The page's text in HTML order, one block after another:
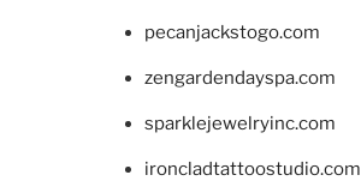
pecanjackstogo.com
zengardendayspa.com
sparklejewelryinc.com
ironcladtattoostudio.com